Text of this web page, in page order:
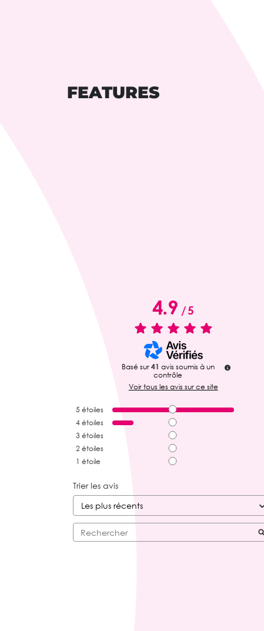
FEATURES
4.9/5
Basé sur 41 avis soumis à un
contrôle
Voir tous les avis sur ce site
5 étoiles
4 étoiles
3 étoiles
2 étoiles
1 étoile
Trier les avis